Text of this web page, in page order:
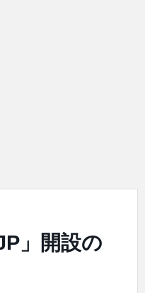
」開設の